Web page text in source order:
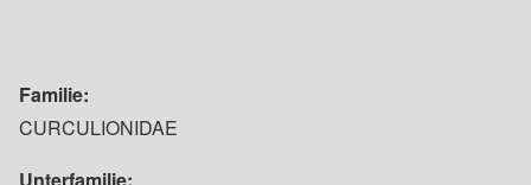
Familie
CURCULIONIDAE